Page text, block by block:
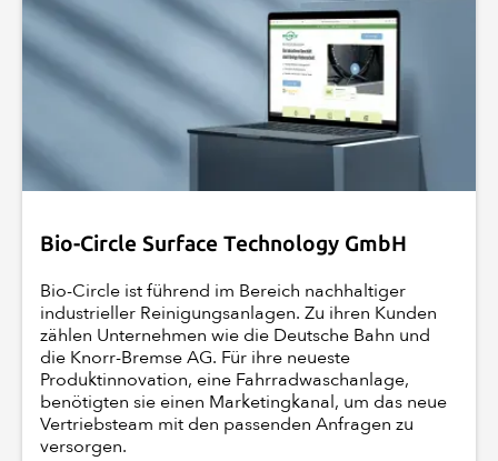
Bio-Circle Surface Technology GmbH
Bio-Circle ist führend im Bereich nachhaltiger
industrieller Reinigungsanlagen. Zu ihren Kunden
zählen Unternehmen wie die Deutsche Bahn und
die Knorr-Bremse AG. Für ihre neueste
Produktinnovation, eine Fahrradwaschanlage,
benötigten sie einen Marketingkanal, um das neue
Vertriebsteam mit den passenden Anfragen zu
versorgen.